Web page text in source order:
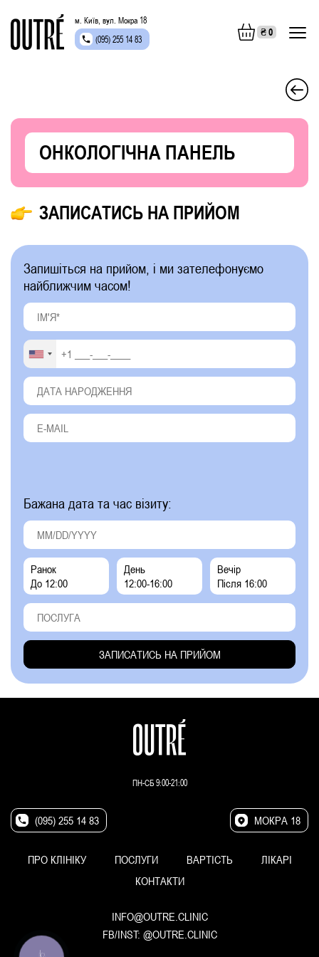
м. Київ, вул. Мокра 18
(095) 255 14 83
₴0
ОНКОЛОГІЧНА ПАНЕЛЬ
ЗАПИСАТИСЬ НА ПРИЙОМ
Запишіться на прийом, і ми зателефонуємо
найближчим часом!
Бажана дата та час візиту:
Ранок
До 12:00
День
12:00-16:00
Вечір
Після 16:00
ПН-СБ 9:00-21:00
(095) 255 14 83 МОКРА 18
ПРО КЛІНІКУ ПОСЛУГИ ВАРТІСТЬ
ЛІКАРІ
КОНТАКТИ
INFO@OUTRE.CLINIC
FB/INST: @OUTRE.CLINIC